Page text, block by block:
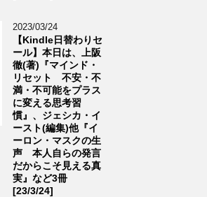
2023/03/24
【Kindle日替わりセ
ール】本日は、上阪
徹(著)『マインド・
リセット 不安・不
満・不可能をプラス
に変える思考習
慣』、ジェシカ・イ
ースト(編集)他『イ
ーロン・マスクの生
声 本人自らの発言
だからこそ見える真
実』など3冊
[23/3/24]